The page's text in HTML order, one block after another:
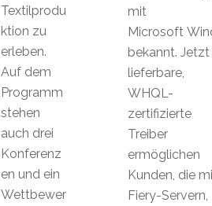
mit
Microsoft
bekannt. Jetzt
lieferbare,
WHQL-
zertifizierte
Treiber
ermöglichen
Kunden, die
Fiery-Servern,
Textilprodu
ktion zu
erleben.
Auf dem
Programm
stehen
auch drei
Konferenz
en und ein
Wettbewer